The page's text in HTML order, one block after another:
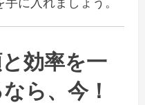
効率を一
ら、今！